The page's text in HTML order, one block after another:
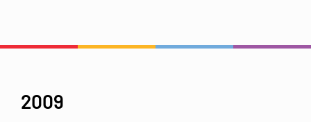
2009